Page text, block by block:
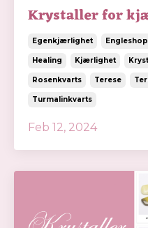
Krystaller for
Egenkjærlighet Engleshop
Healing Kjærlighet
Rosenkvarts Terese
Turmalinkvarts
Feb 12, 2024